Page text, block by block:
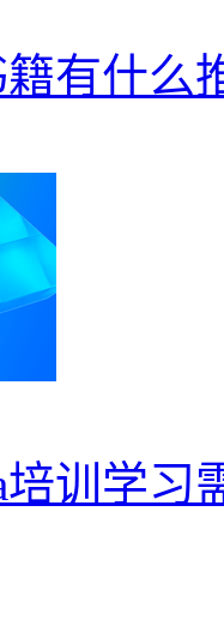
有什么
训学习